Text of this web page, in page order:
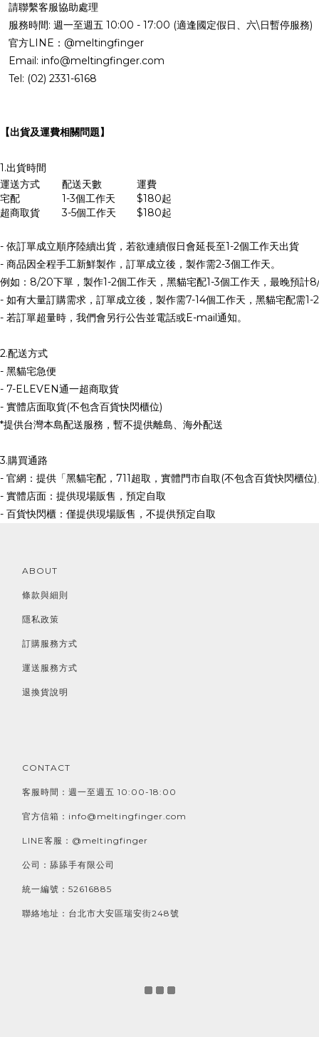
請聯繫客服協助處理
服務時間: 週一至週五 10:00 - 17:00 (適逢國定假日、六\日暫停服務)
官方LINE：@meltingfinger
Email: info@meltingfinger.com
Tel: (02) 2331-6168
【出貨及運費相關問題】
1.出貨時間
運送方式
配送天數
運費
宅配
1-3個工作天
$180起
超商取貨
3-5個工作天 $180起
- 依訂單成立順序陸續出貨，若欲連續假日會延長至1-2個工作天出貨
- 商品因全程手工新鮮製作，訂單成立後，製作需2-3個工作天。
例如：8/20下單，製作1-2個工作天，黑貓宅配1-3個工作天，最晚預計
- 如有大量訂購需求，訂單成立後，製作需7-14個工作天，黑貓宅配需
- 若訂單超量時，我們會另行公告並電話或E-mail通知。
2.配送方式
- 黑貓宅急便
- 7-ELEVEN通一超商取貨
- 實體店面取貨(不包含百貨快閃櫃位)
*提供台灣本島配送服務，暫不提供離島、海外配送
3.購買通路
- 官網：提供「黑貓宅配，711超取，實體門市自取(不包含百貨快閃櫃位
- 實體店面：提供現場販售，預定自取
- 百貨快閃櫃：僅提供現場販售，不提供預定自取
ABOUT
條款與細則
隱私政策
訂購服務方式
運送服務方式
退換貨說明
CONTACT
客服時間：週一至週五 10:00-18:00
官方信箱：info@meltingfinger.com
LINE客服：@meltingfinger
公司：舔舔手有限公司
統一編號：52616885
聯絡地址：台北市大安區瑞安街248號